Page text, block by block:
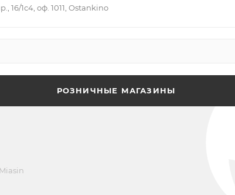
16/1с4, оф. 1011, Ostankino
РОЗНИЧНЫЕ МАГАЗИНЫ